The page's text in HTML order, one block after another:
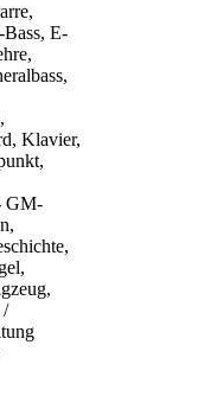
E-
Klavier,
GM-
/